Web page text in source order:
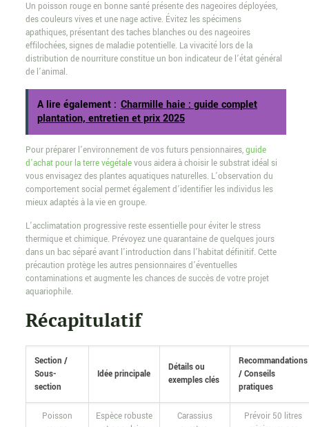
Un poisson rouge en bonne santé présente des nageoires déployées,
des couleurs vives et une nage active. Évitez les spécimens
apathiques, présentant des taches blanches ou des nageoires
effilochées, signes de maladie potentielle. La vivacité lors de la
distribution de nourriture constitue un bon indicateur de l’état général
de l’animal.
A lire également : Charmille haie : guide complet
plantation, entretien et prix 2025
Pour préparer l’environnement de vos futurs pensionnaires,guide
d’achat pour la terre végétalevous aidera à choisir le substrat idéal si
vous envisagez des plantes aquatiques naturelles. L’observation du
comportement social permet également d’identifier les individus les
mieux adaptés à la vie en groupe.
L’acclimatation progressive reste essentielle pour éviter le stress
thermique et chimique. Prévoyez une quarantaine de quelques jours
dans un bac séparé avant l’introduction dans l’habitat définitif. Cette
précaution protège les autres pensionnaires d’éventuelles
contaminations et augmente les chances de succès de votre projet
aquariophile.
Récapitulatif
Section /
Sous-
section
Idée principale
Détails ou
exemples clés
Recommandations
/ Conseils
pratiques
Poisson
Espèce robuste
Carassius
Prévoir 50 litres